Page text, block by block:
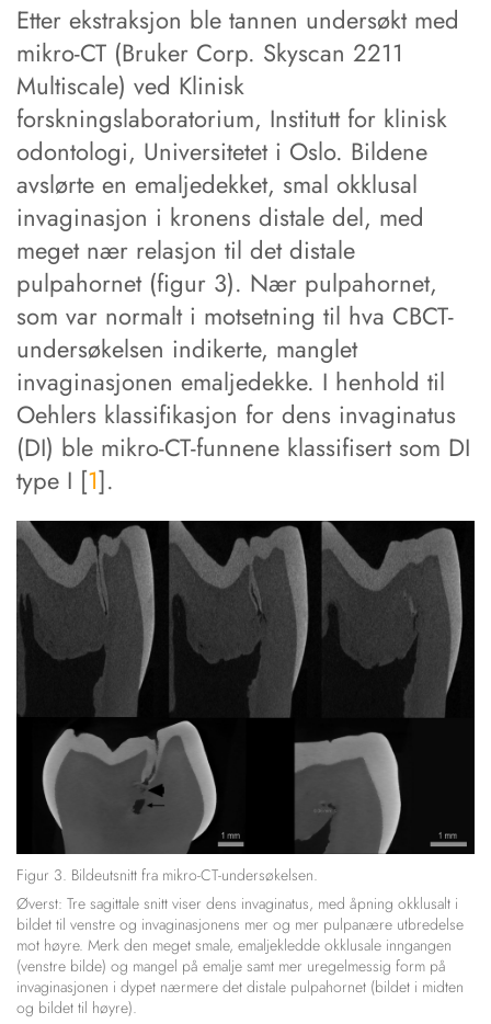
Etter ekstraksjon ble tannen undersøkt med
mikro-CT (Bruker Corp. Skyscan 2211
Multiscale) ved Klinisk
forskningslaboratorium, Institutt for klinisk
odontologi, Universitetet i Oslo. Bildene
avslørte en emaljedekket, smal okklusal
invaginasjon i kronens distale del, med
meget nær relasjon til det distale
pulpahornet (figur 3). Nær pulpahornet,
som var normalt i motsetning til hva CBCT-
undersøkelsen indikerte, manglet
invaginasjonen emaljedekke. I henhold til
Oehlers klassifikasjon for dens invaginatus
(DI) ble mikro-CT-funnene klassifisert som DI
type I [1].
Figur 3. Bildeutsnitt fra mikro-CT-undersøkelsen.
Øverst: Tre sagittale snitt viser dens invaginatus, med åpning okklusalt i
bildet til venstre og invaginasjonens mer og mer pulpanære utbredelse
mot høyre. Merk den meget smale, emaljekledde okklusale inngangen
(venstre bilde) og mangel på emalje samt mer uregelmessig form på
invaginasjonen i dypet nærmere det distale pulpahornet (bildet i midten
og bildet til høyre).